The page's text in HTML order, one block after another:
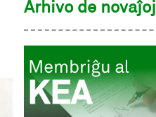
Arĥivo de novaĵoj